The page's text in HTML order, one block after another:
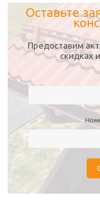
Оставьте
Предоставим
скидках